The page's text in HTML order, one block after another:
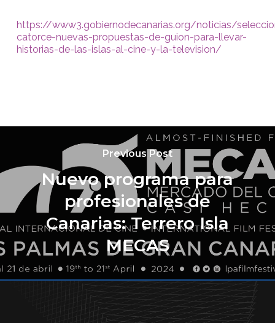
https://www3.gobiernodecanarias.org/noticias/
catorce-nuevas-propuestas-de-guion-para-llevar-
historias-de-las-islas-al-cine-y-la-television/
Previous Post
Nuevo programa para
profesionales de
Canarias: Terrero Isla
MECAS